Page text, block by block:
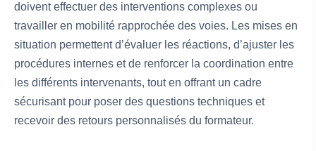
doivent effectuer des interventions complexes ou
travailler en mobilité rapprochée des voies. Les mises en
situation permettent d’évaluer les réactions, d’ajuster les
procédures internes et de renforcer la coordination entre
les différents intervenants, tout en offrant un cadre
sécurisant pour poser des questions techniques et
recevoir des retours personnalisés du formateur.